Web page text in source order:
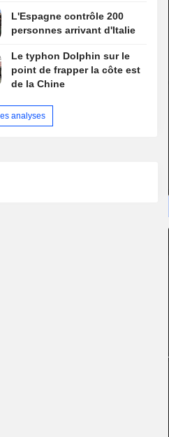
L'Espagne contrôle 200
personnes arrivant d'Italie
Le typhon Dolphin sur le
point de frapper la côte est
de la Chine
analyses